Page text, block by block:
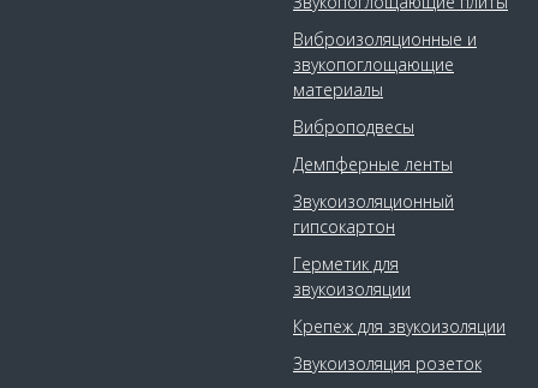
Виброизоляционные и
звукопоглощающие
материалы
Виброподвесы
Демпферные ленты
Звукоизоляционный
гипсокартон
Герметик для
звукоизоляции
Крепеж для звукоизоляции
Звукоизоляция розеток